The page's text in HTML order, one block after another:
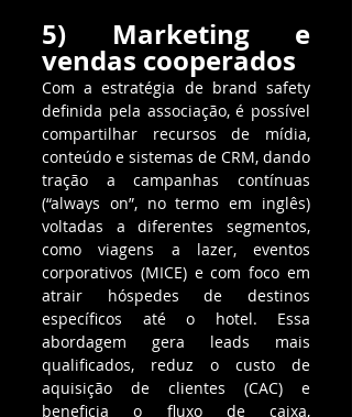
5) Marketing e
vendas cooperados
Com a estratégia de brand safety
definida pela associação, é possível
compartilhar recursos de mídia,
conteúdo e sistemas de CRM, dando
tração a campanhas contínuas
(“always on”, no termo em inglês)
voltadas a diferentes segmentos,
como viagens a lazer, eventos
corporativos (MICE) e com foco em
atrair hóspedes de destinos
específicos até o hotel. Essa
abordagem gera leads mais
qualificados, reduz o custo de
aquisição de clientes (CAC) e
beneficia o fluxo de caixa,